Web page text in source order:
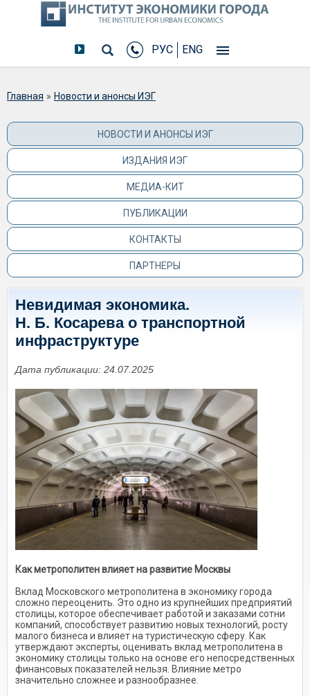
РУС ENG
Вы здесь
Главная » Новости и анонсы ИЭГ
НОВОСТИ И АНОНСЫ ИЭГ
ИЗДАНИЯ ИЭГ
МЕДИА-КИТ
ПУБЛИКАЦИИ
КОНТАКТЫ
ПАРТНЕРЫ
Невидимая экономика.
Н. Б. Косарева о транспортной
инфраструктуре
Дата публикации: 24.07.2025
Как метрополитен влияет на развитие Москвы
Вклад Московского метрополитена в экономику города
сложно переоценить. Это одно из крупнейших предприятий
столицы, которое обеспечивает работой и заказами сотни
компаний, способствует развитию новых технологий, росту
малого бизнеса и влияет на туристическую сферу. Как
утверждают эксперты, оценивать вклад метрополитена в
экономику столицы только на основе его непосредственных
финансовых показателей нельзя. Влияние метро
значительно сложнее и разнообразнее.